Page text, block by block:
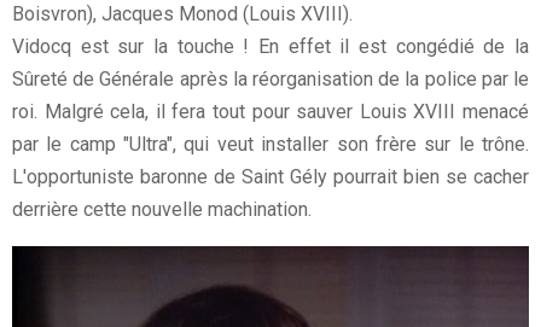
Boisvron), Jacques Monod (Louis XVIII).
Vidocq est sur la touche ! En effet il est congédié de la
Sûreté de Générale après la réorganisation de la police par le
roi. Malgré cela, il fera tout pour sauver Louis XVIII menacé
par le camp "Ultra", qui veut installer son frère sur le trône.
L'opportuniste baronne de Saint Gély pourrait bien se cacher
derrière cette nouvelle machination.